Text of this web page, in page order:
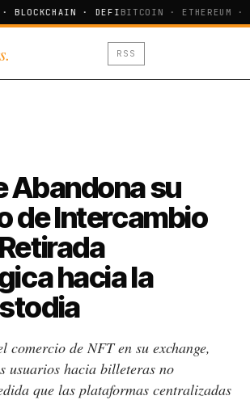
· BLOCKCHAIN · DEFIBITCOIN · ETHEREUM ·
RSS
Abandona su
de Intercambio
hacia la
comercio de NFT en su exchange,
usuarios hacia billeteras no
que las plataformas centralizadas